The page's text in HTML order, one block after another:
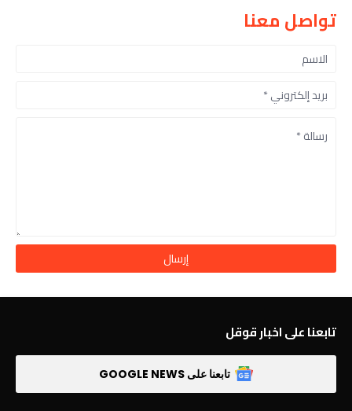
تواصل معنا
تابعنا على اخبار قوقل
تابعنا على GOOGLE NEWS